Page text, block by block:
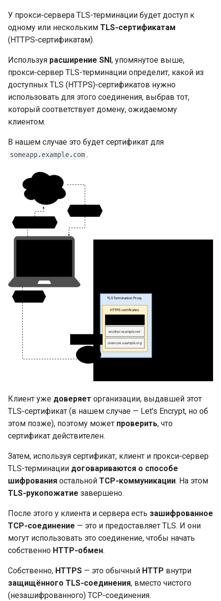
У прокси‑сервера TLS-терминации будет доступ к
одному или нескольким TLS‑сертификатам
(HTTPS‑сертификатам).
Используя расширение SNI, упомянутое выше,
прокси‑сервер TLS-терминации определит, какой из
доступных TLS (HTTPS)‑сертификатов нужно
использовать для этого соединения, выбрав тот,
который соответствует домену, ожидаемому
клиентом.
В нашем случае это будет сертификат для
someapp.example.com .
Клиент уже доверяет организации, выдавшей этот
TLS‑сертификат (в нашем случае — Let's Encrypt, но об
этом позже), поэтому может проверить, что
сертификат действителен.
Затем, используя сертификат, клиент и прокси‑сервер
TLS-терминации договариваются о способе
шифрования остальной TCP‑коммуникации. На этом
TLS‑рукопожатие завершено.
После этого у клиента и сервера есть зашифрованное
TCP‑соединение — это и предоставляет TLS. И они
могут использовать это соединение, чтобы начать
собственно HTTP‑обмен.
Собственно, HTTPS — это обычный HTTP внутри
защищённого TLS‑соединения, вместо чистого
(незашифрованного) TCP‑соединения.